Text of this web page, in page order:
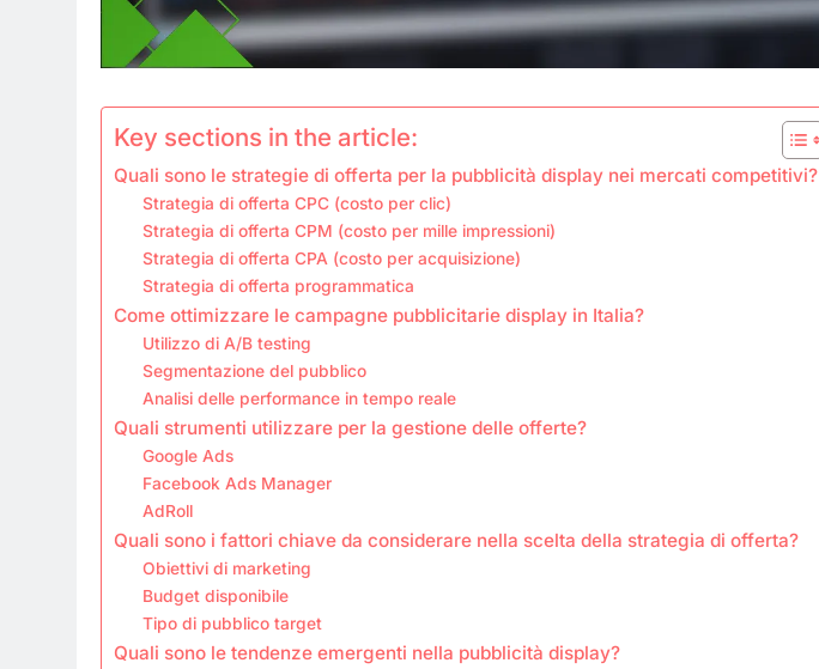
Key sections in the article:
Quali sono le strategie di offerta per la pubblicità display nei mercati competitivi?
Strategia di offerta CPC (costo per clic)
Strategia di offerta CPM (costo per mille impressioni)
Strategia di offerta CPA (costo per acquisizione)
Strategia di offerta programmatica
Come ottimizzare le campagne pubblicitarie display in Italia?
Utilizzo di A/B testing
Segmentazione del pubblico
Analisi delle performance in tempo reale
Quali strumenti utilizzare per la gestione delle offerte?
Google Ads
Facebook Ads Manager
AdRoll
Quali sono i fattori chiave da considerare nella scelta della strategia di offerta?
Obiettivi di marketing
Budget disponibile
Tipo di pubblico target
Quali sono le tendenze emergenti nella pubblicità display?